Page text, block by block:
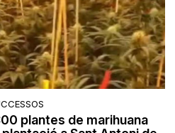
plantes de marihuana